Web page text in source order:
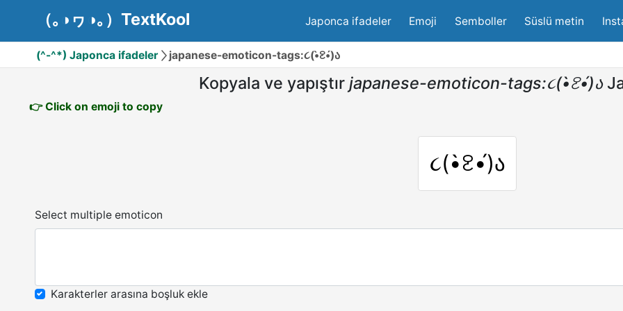
（｡◑ヮ◑｡）TextKool Japonca ifadeler Emoji Semboller Süslü metin
(^-^*) Japonca ifadeler japanese-emoticon-tags:૮(•̀ꐧ•́)ა
Kopyala ve yapıştır japanese-emoticon-tags:૮(•̀ꐧ•́)ა
👉 Click on emoji to copy
૮(•̀ꐧ•́)ა
Select multiple emoticon
Karakterler arasına boşluk ekle